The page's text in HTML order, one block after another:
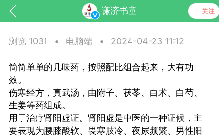
谦济书童 关注
浏览 1031 • 电脑端 • 2024-04-23 11:12
简简单单的几味药，按照配比组合起来，大有功
效。
伤寒经方，真武汤，由附子、茯苓、白术、白芍、
生姜等药组成。
用于治疗肾阳虚证。肾阳虚是中医的一种证候，主
要表现为腰膝酸软、畏寒肢冷、夜尿频繁、男性阳